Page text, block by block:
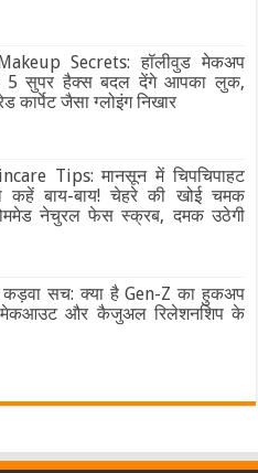
Secrets: हॉलीवुड मेकअप
5 सुपर हैक्स बदल देंगे आपका लुक,
कार्पेट जैसा ग्‍लोइंग निखार
Tips: मानसून में चिपचिपाहट
कहें बाय-बाय! चेहरे की खोई चमक
नेचुरल फेस स्क्रब, दमक उठेगी
कड़वा सच: क्या है Gen-Z का हुकअप
मेकआउट और कैजुअल रिलेशनशिप के